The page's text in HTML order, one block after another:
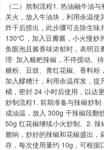
（二）熬制流程1. 热油融牛油
关火，放入牛油块，利用余温使
炸干后捞出，此步骤可去除生味
130℃，加入豆瓣酱，小火慢炒
鱼眼泡且酱香味浓郁时，表明豆
理· 加入糍粑辣椒，不停搅动。
糖粉、豆豉、青红花椒、香料粉
加入醪糟汁，利用余温挥发，提
桶，密封 24 小时后使用，以达
炒制流程1. 前期准备与辣椒炒制
成油温，放入 300g 干辣椒段翻
50g 红花椒继续小火炒制。2. 辣
脆响，炒好的辣椒和花椒盛出，
存，每次使用量约 10g，可根据